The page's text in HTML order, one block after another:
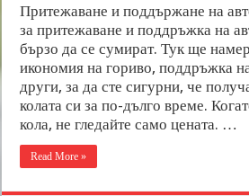
Притежаване и поддържане на
за притежаване и поддръжка на
бързо да се сумират. Тук ще
икономия на гориво, поддръжка
други, за да сте сигурни, че
колата си за по-дълго време.
кола, не гледайте само цената. …
Read More »